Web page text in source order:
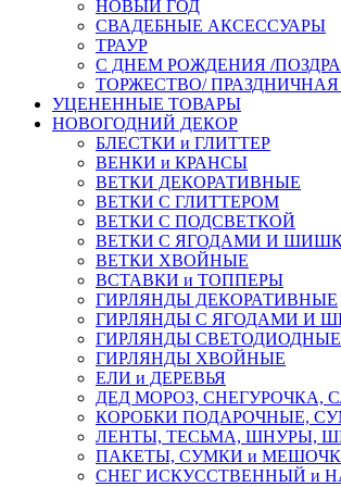
НОВЫЙ ГОД
СВАДЕБНЫЕ АКСЕССУАРЫ
ТРАУР
С ДНЕМ РОЖДЕНИЯ /
ТОРЖЕСТВО/ ПРАЗДНИЧНАЯ
УЦЕНЕННЫЕ ТОВАРЫ
НОВОГОДНИЙ ДЕКОР
БЛЕСТКИ и ГЛИТТЕР
ВЕНКИ и КРАНСЫ
ВЕТКИ ДЕКОРАТИВНЫЕ
ВЕТКИ С ГЛИТТЕРОМ
ВЕТКИ С ПОДСВЕТКОЙ
ВЕТКИ С ЯГОДАМИ И
ВЕТКИ ХВОЙНЫЕ
ВСТАВКИ и ТОППЕРЫ
ГИРЛЯНДЫ ДЕКОРАТИВНЫЕ
ГИРЛЯНДЫ С ЯГОДАМИ И
ГИРЛЯНДЫ СВЕТОДИОДНЫЕ
ГИРЛЯНДЫ ХВОЙНЫЕ
ЕЛИ и ДЕРЕВЬЯ
ДЕД МОРОЗ, СНЕГУРОЧКА,
КОРОБКИ ПОДАРОЧНЫЕ,
ЛЕНТЫ, ТЕСЬМА, ШНУРЫ,
ПАКЕТЫ, СУМКИ и
СНЕГ ИСКУССТВЕННЫЙ и